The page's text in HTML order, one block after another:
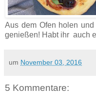
Aus dem Ofen holen
genießen! Habt ihr auch
um November 03, 2016
5 Kommentare: